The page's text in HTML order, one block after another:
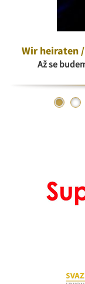
Wir heiraten /
Až se